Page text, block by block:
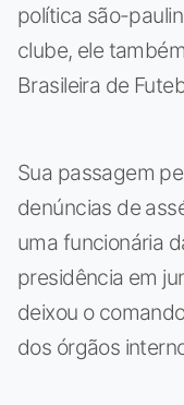
política são-
clube, ele
Brasileira de
Sua passagem
denúncias de
uma funcionária
presidência em
deixou o
dos órgãos